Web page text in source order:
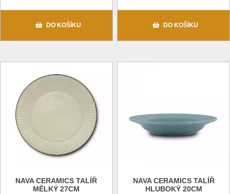
DO KOŠÍKU DO KOŠÍKU
NAVA CERAMICS TALÍŘ
MĚLKÝ 27CM
NAVA CERAMICS TALÍŘ
HLUBOKÝ 20CM